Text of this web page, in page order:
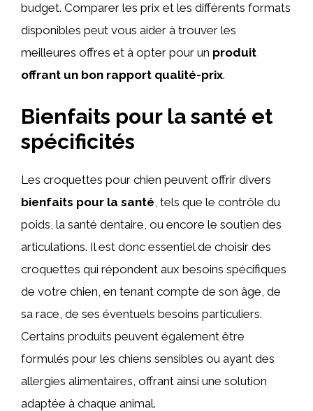
budget. Comparer les prix et les différents formats
disponibles peut vous aider à trouver les
meilleures offres et à opter pour un produit
offrant un bon rapport qualité-prix.
Bienfaits pour la santé et
spécificités
Les croquettes pour chien peuvent offrir divers
bienfaits pour la santé , tels que le contrôle du
poids, la santé dentaire, ou encore le soutien des
articulations. Il est donc essentiel de choisir des
croquettes qui répondent aux besoins spécifiques
de votre chien, en tenant compte de son âge, de
sa race, de ses éventuels besoins particuliers.
Certains produits peuvent également être
formulés pour les chiens sensibles ou ayant des
allergies alimentaires, offrant ainsi une solution
adaptée à chaque animal.